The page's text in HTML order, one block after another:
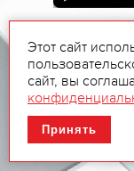
Этот сайт
сайт, вы
Принять